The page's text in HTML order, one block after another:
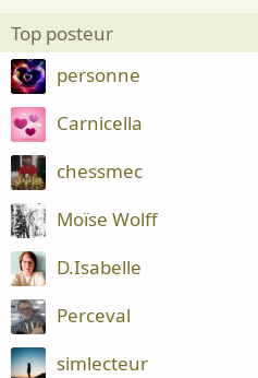
Top posteur
personne
Carnicella
chessmec
Moïse Wolff
D.Isabelle
Perceval
simlecteur